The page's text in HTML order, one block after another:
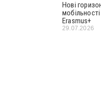
Нові
Erasmus+
29.07.2026